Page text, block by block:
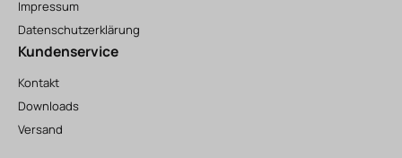
Impressum
Datenschutzerklärung
Kundenservice
Kontakt
Downloads
Versand